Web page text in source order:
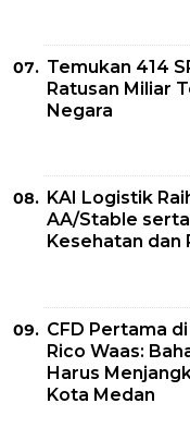
Temukan 414
Ratusan Miliar
Negara
KAI Logistik
AA/Stable
Kesehatan dan
CFD Pertama
Rico Waas:
Harus
Kota Medan